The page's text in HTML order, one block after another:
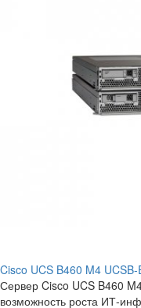
Cisco UCS B460 M4 UCSB-
Сервер Cisco UCS B460
возможность роста ИТ-